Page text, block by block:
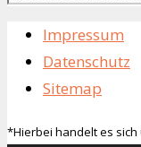
Impressum
Datenschutz
Sitemap
*Hierbei handelt es sich